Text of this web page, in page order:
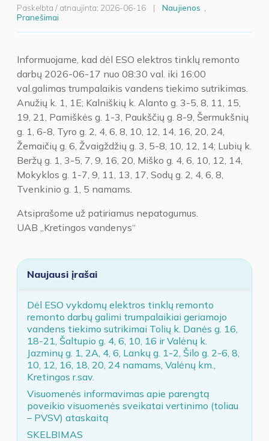
Paskelbta / atnaujinta: 2026-06-16 | Naujienos
Pranešimai
Informuojame, kad dėl ESO elektros tinklų remonto
darbų 2026-06-17 nuo 08:30 val. iki 16:00
val.galimas trumpalaikis vandens tiekimo sutrikimas.
Anužių k. 1, 1E; Kalniškių k. Alanto g. 3-5, 8, 11, 15,
19, 21, Pamiškės g. 1-3, Paukščių g. 8-9, Šermukšnių
g. 1, 6-8, Tyro g. 2, 4, 6, 8, 10, 12, 14, 16, 20, 24,
Žemaičių g. 6, Žvaigždžių g. 3, 5-8, 10, 12, 14; Lubių k.
Beržų g. 1, 3-5, 7, 9, 16, 20, Miško g. 4, 6, 10, 12, 14,
Mokyklos g. 1-7, 9, 11, 13, 17, Sodų g. 2, 4, 6, 8,
Tvenkinio g. 1, 5 namams.
Atsiprašome už patiriamus nepatogumus.
UAB „Kretingos vandenys“
Naujausi įrašai
Dėl ESO vykdomų elektros tinklų remonto
remonto darbų galimi trumpalaikiai geriamojo
vandens tiekimo sutrikimai Tolių k. Danės g. 16,
18-21, Šaltupio g. 4, 6, 10, 16 ir Valėnų k.
Jazminų g. 1, 2A, 4, 6, Lankų g. 1-2, Šilo g. 2-6, 8,
10, 12, 16, 18, 20, 24 namams, Valėnų km.,
Kretingos r.sav.
Visuomenės informavimas apie parengtą
poveikio visuomenės sveikatai vertinimo (toliau
– PVSV) ataskaitą
SKELBIMAS